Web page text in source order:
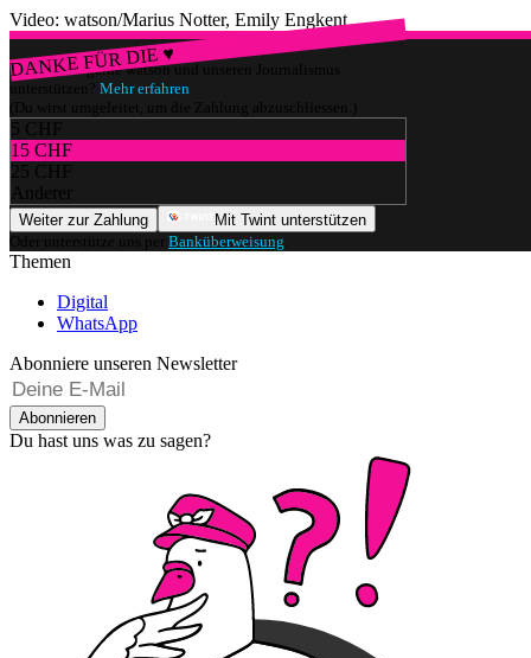
Video: watson/Marius Notter, Emily Engkent
DANKE FÜR DIE ♥
Würdest du gerne watson und unseren Journalismus
unterstützen? Mehr erfahren
(Du wirst umgeleitet, um die Zahlung abzuschliessen.)
5 CHF
15 CHF
25 CHF
Anderer
Weiter zur Zahlung
Mit Twint unterstützen
Oder unterstütze uns per Banküberweisung
Themen
Digital
WhatsApp
Abonniere unseren Newsletter
Abonnieren
Du hast uns was zu sagen?